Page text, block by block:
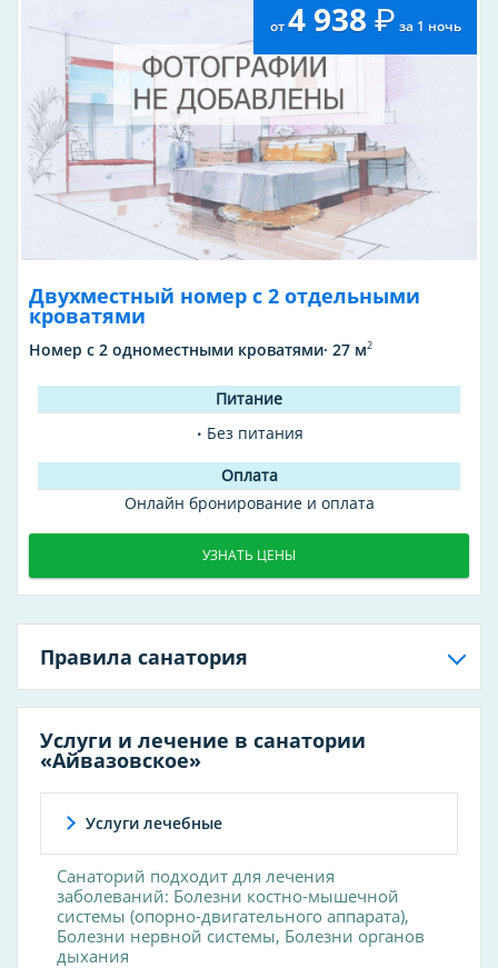
от4 938 за 1 ночь
Двухместный номер с 2 отдельными
кроватями
Номер с 2 одноместными кроватями· 27 м2
Без питания
Онлайн бронирование и оплата
УЗНАТЬ ЦЕНЫ
Правила санатория
Услуги и лечение в санатории
«Айвазовское»
Услуги лечебные
Санаторий подходит для лечения
заболеваний: Болезни костно-мышечной
системы (опорно-двигательного аппарата),
Болезни нервной системы, Болезни органов
дыхания